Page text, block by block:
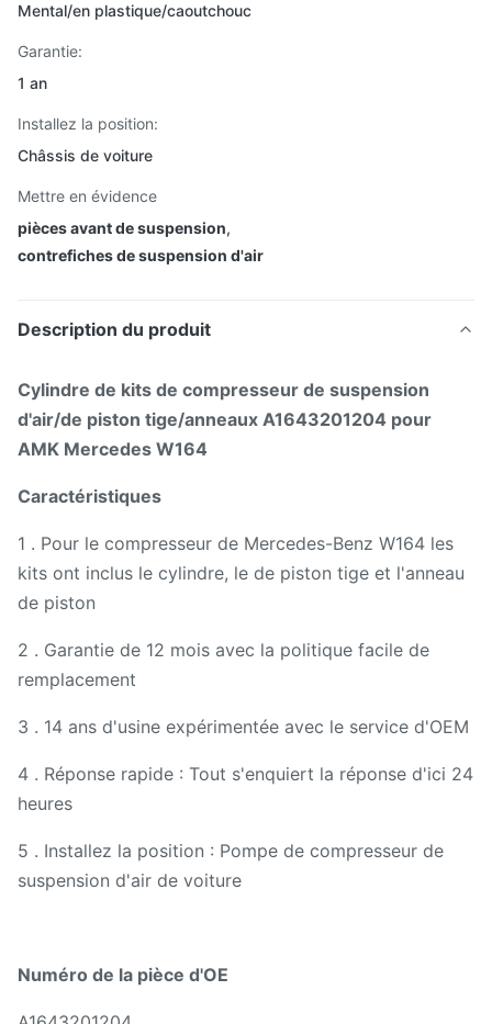
Mental/en plastique/caoutchouc
Garantie:
1 an
Installez la position:
Châssis de voiture
Mettre en évidence
pièces avant de suspension,
contrefiches de suspension d'air
Description du produit
Cylindre de kits de compresseur de suspension
d'air/de piston tige/anneaux A1643201204 pour
AMK Mercedes W164
Caractéristiques
1 . Pour le compresseur de Mercedes-Benz W164 les
kits ont inclus le cylindre, le de piston tige et l'anneau
de piston
2 . Garantie de 12 mois avec la politique facile de
remplacement
3 . 14 ans d'usine expérimentée avec le service d'OEM
4 . Réponse rapide : Tout s'enquiert la réponse d'ici 24
heures
5 . Installez la position : Pompe de compresseur de
suspension d'air de voiture
Numéro de la pièce d'OE